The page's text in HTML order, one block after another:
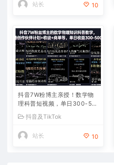
站长 10
抖音7W粉博主亲授！数学物
理科普短视频，单日300-50
现
抖音及TikTok
站长 10